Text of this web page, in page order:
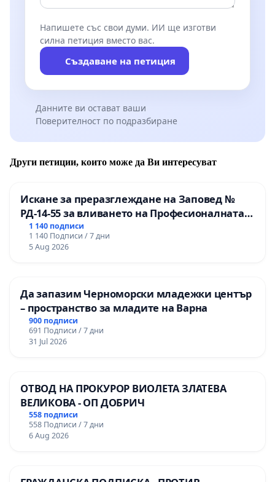
Напишете със свои думи. ИИ ще изготви
силна петиция вместо вас.
Създаване на петиция
Данните ви остават ваши
Поверителност по подразбиране
Други петиции, които може да Ви интересуват
Искане за преразглеждане на Заповед №
РД-14-55 за вливането на Професионалната
гимназия по промишлени технологии в
Професионалната гимназия по икономика и
мениджмънт – гр. Пазарджик
1 140 подписи
1 140 Подписи / 7 дни
5 Aug 2026
Да запазим Черноморски младежки център
– пространство за младите на Варна
900 подписи
691 Подписи / 7 дни
31 Jul 2026
ОТВОД НА ПРОКУРОР ВИОЛЕТА ЗЛАТЕВА
ВЕЛИКОВА - ОП ДОБРИЧ
558 подписи
558 Подписи / 7 дни
6 Aug 2026